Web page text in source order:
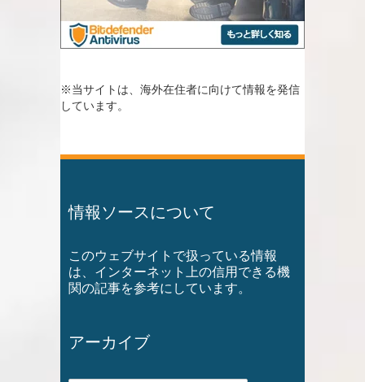
※当サイトは、海外在住者に向けて情報を発信
しています。
情報ソースについて
このウェブサイトで扱っている情報
は、インターネット上の信用できる機
関の記事を参考にしています。
アーカイブ